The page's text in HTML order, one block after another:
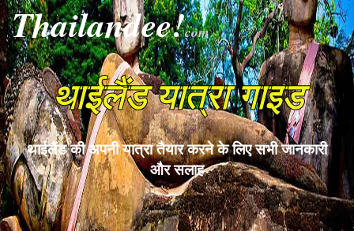
Thailandee!com
थाईलैंड यात्रा गाइड
थाईलैंड की अपनी यात्रा तैयार करने के लिए सभी जानकारी
और सलाह